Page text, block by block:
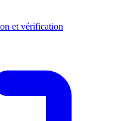
et vérification